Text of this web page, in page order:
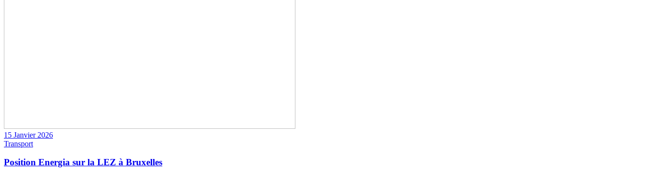
15 Janvier 2026
Transport
Position Energia sur la LEZ à Bruxelles